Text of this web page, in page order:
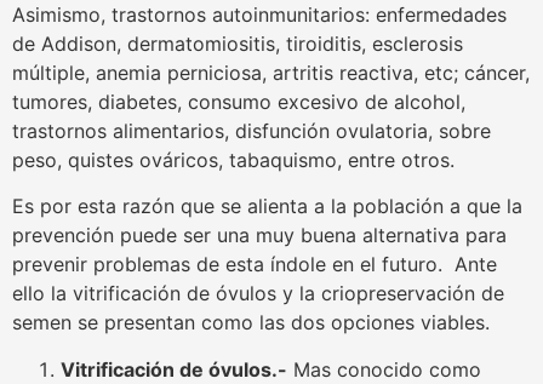
Asimismo, trastornos autoinmunitarios: enfermedades
de Addison, dermatomiositis, tiroiditis, esclerosis
múltiple, anemia perniciosa, artritis reactiva, etc; cáncer,
tumores, diabetes, consumo excesivo de alcohol,
trastornos alimentarios, disfunción ovulatoria, sobre
peso, quistes ováricos, tabaquismo, entre otros.
Es por esta razón que se alienta a la población a que la
prevención puede ser una muy buena alternativa para
prevenir problemas de esta índole en el futuro. Ante
ello la vitrificación de óvulos y la criopreservación de
semen se presentan como las dos opciones viables.
Vitrificación de óvulos.- Mas conocido como